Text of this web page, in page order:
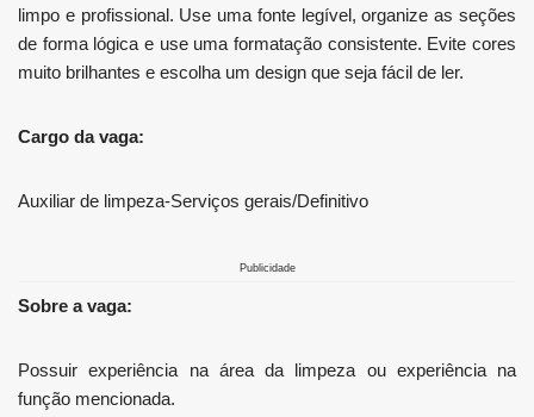
limpo e profissional. Use uma fonte legível, organize as seções
de forma lógica e use uma formatação consistente. Evite cores
muito brilhantes e escolha um design que seja fácil de ler.
Cargo da vaga:
Auxiliar de limpeza-Serviços gerais/Definitivo
Publicidade
Sobre a vaga:
Possuir experiência na área da limpeza ou experiência na
função mencionada.